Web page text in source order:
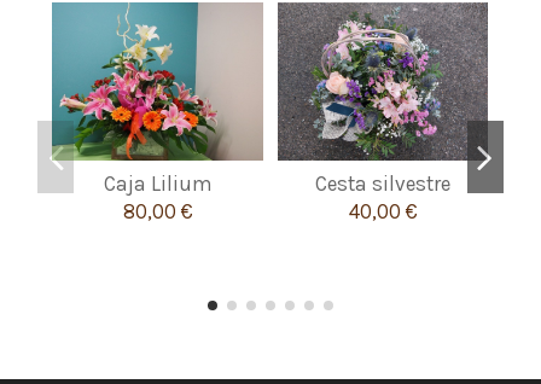
Caja Lilium
80,00 €
Cesta silvestre
40,00 €